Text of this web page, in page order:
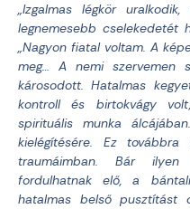
„Izgalmas légkör
legnemesebb cselekedetét
„Nagyon fiatal voltam. A
meg… A nemi szervemen
károsodott. Hatalmas
kontroll és birtokvágy
spirituális munka
kielégítésére. Ez
traumáimban. Bár ilyen
fordulhatnak elő, a
hatalmas belső pusztítást